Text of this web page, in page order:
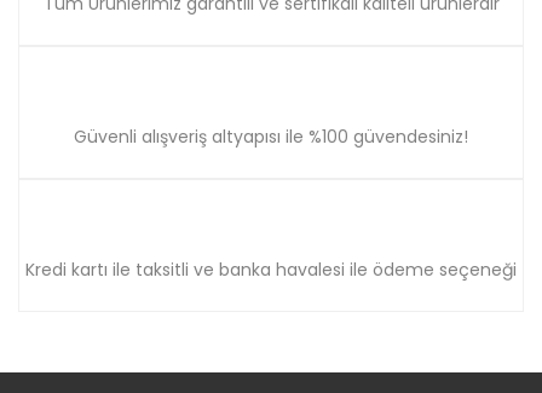
Güvenli alışveriş altyapısı ile %100 güvendesiniz!
Kredi kartı ile taksitli ve banka havalesi ile ödeme seçeneği